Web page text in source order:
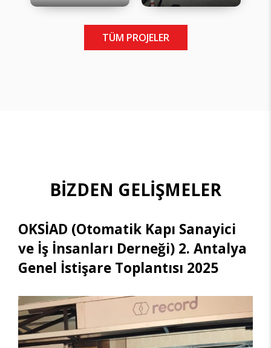
TÜM PROJELER
BİZDEN GELİŞMELER
OKSİAD (Otomatik Kapı Sanayici
ve İş İnsanları Derneği) 2. Antalya
Genel İstişare Toplantısı 2025